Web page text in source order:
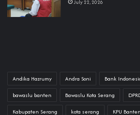
July 22, 2026
Andika Hazrumy Andra Soni Bank
bawaslu banten Bawaslu Kota Serang
Kabupaten Serang kota serang KPU Banten